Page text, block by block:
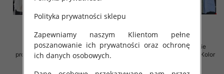
Spodnie damskie (Włoskie
produkt) Roz Standard, Mix Kolor
Spodnie damskie (Włoskie
produkt) Roz Standard, Mix Kolor
Polityka prywatności sklepu
Zapewniamy naszym Klientom pełne
poszanowanie ich prywatności oraz ochronę
ich danych osobowych.